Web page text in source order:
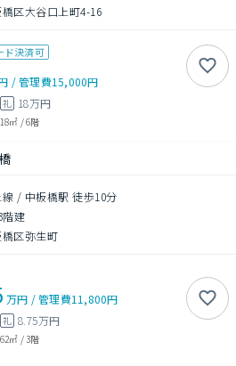
区大谷口上町4-16
ド決済可
/管理費15,000円
礼 18万円
㎡ /6階
線 / 中板橋駅 徒歩10分
階建
区弥生町
万円 /管理費11,800円
礼 8.75万円
㎡ /3階